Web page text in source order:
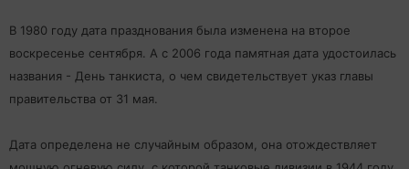
В 1980 году дата празднования была изменена на второе
воскресенье сентября. А с 2006 года памятная дата удостоилась
названия - День танкиста, о чем свидетельствует указ главы
правительства от 31 мая.
Дата определена не случайным образом, она отождествляет